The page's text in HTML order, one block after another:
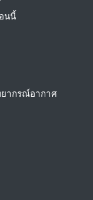
ากรณ์อากาศ
นนี้